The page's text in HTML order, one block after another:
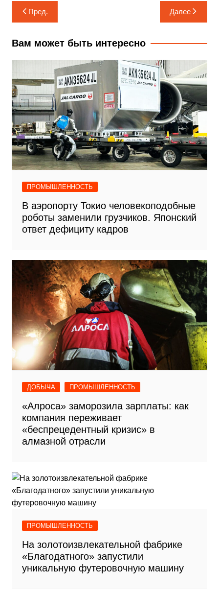
Навигация
по
записям
Пред. Далее
Вам может быть интересно
ПРОМЫШЛЕННОСТЬ
В аэропорту Токио человекоподобные
роботы заменили грузчиков. Японский
ответ дефициту кадров
ДОБЫЧА ПРОМЫШЛЕННОСТЬ
«Алроса» заморозила зарплаты: как
компания переживает
«беспрецедентный кризис» в
алмазной отрасли
ПРОМЫШЛЕННОСТЬ
На золотоизвлекательной фабрике
«Благодатного» запустили
уникальную футеровочную машину